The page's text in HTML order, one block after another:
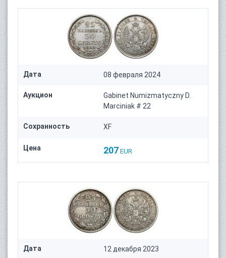
Дата 08 февраля 2024
Аукцион
Gabinet Numizmatyczny D.
Marciniak # 22
Сохранность XF
Цена 207 EUR
Дата 12 декабря 2023